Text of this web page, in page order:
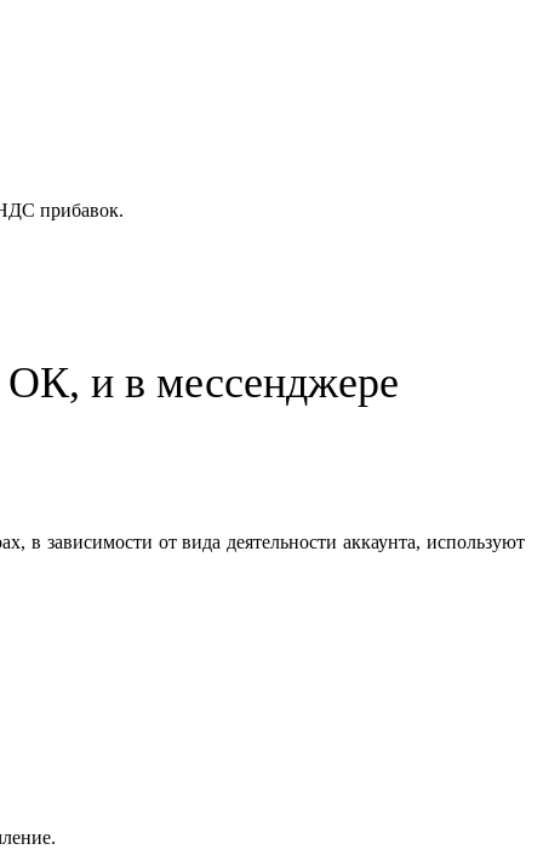
прибавок.
ОК, и в мессенджере
в зависимости от вида деятельности аккаунта, используют